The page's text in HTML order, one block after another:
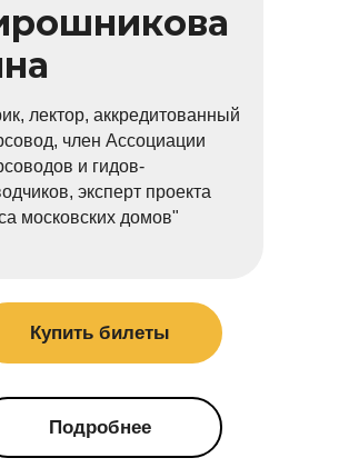
Купить билеты
Подробнее
лектор, аккредитованный
член Ассоциации
и гидов-
эксперт проекта
московских домов"